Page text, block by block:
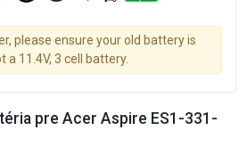
please ensure your old battery is
a 11.4V, 3 cell battery.
pre Acer Aspire ES1-331-